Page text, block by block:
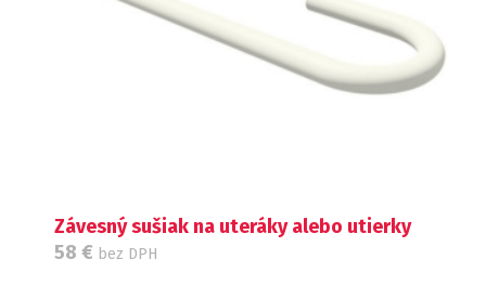
Závesný sušiak na uteráky alebo utierky
58 € bez DPH